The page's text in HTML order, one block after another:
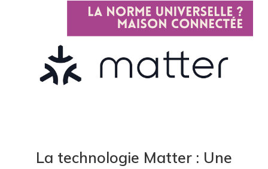
La technologie Matter : Une